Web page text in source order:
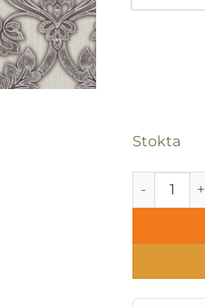
Stokta
Duka